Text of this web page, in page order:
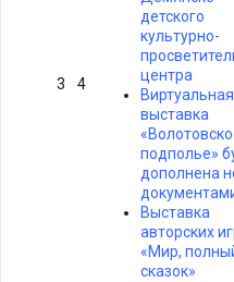
3 4
детского
культурно-
центра
Виртуальная
выставка
подполье»
дополнена
Выставка
авторских
«Мир,
сказок»